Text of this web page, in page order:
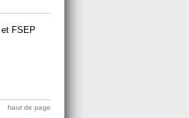
FSEP
haut de page